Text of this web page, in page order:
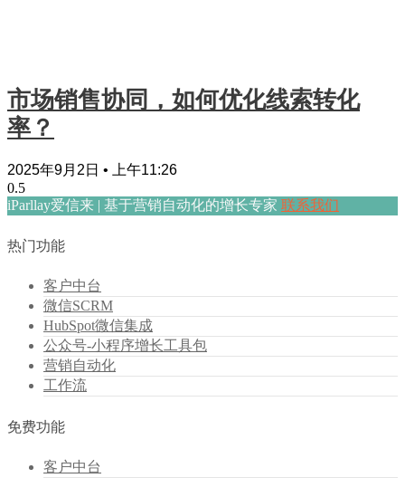
市场销售协同，如何优化线索转化
率？
2025年9月2日 上午11:26
iParllay爱信来 | 基于营销自动化的增长专家 联系我们
热门功能
客户中台
微信SCRM
HubSpot微信集成
公众号-小程序增长工具包
营销自动化
工作流
免费功能
客户中台